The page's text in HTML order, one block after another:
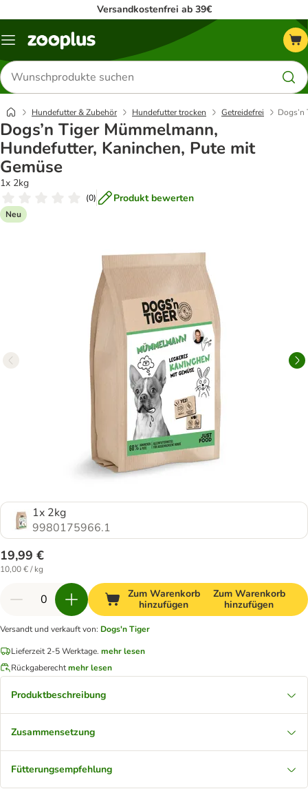
Versandkostenfrei ab 39€
Menü
Produkte
suchen
Hundefutter & Zubehör Hundefutter trocken Getreidefrei
Dogs’n Tiger Mümmelmann,
Hundefutter, Kaninchen, Pute mit
Gemüse
1x 2kg
(0) Produkt bewerten
Neu
1x 2kg
9980175966.1
19,99 €
10,00 € / kg
Zum Warenkorb
hinzufügen
Zum Warenkorb
hinzufügen
Versandt und verkauft von: Dogs'n Tiger
Lieferzeit 2-5 Werktage. mehr lesen
Rückgaberechtmehr lesen
Produktbeschreibung
Zusammensetzung
Fütterungsempfehlung